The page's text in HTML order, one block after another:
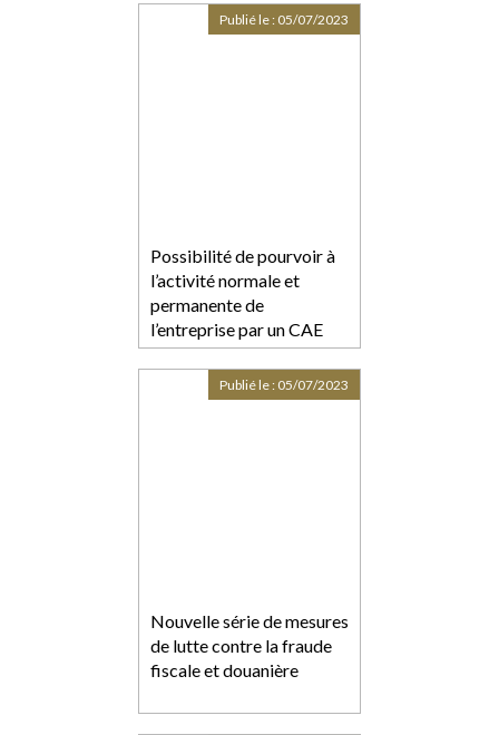
jurisprudentielles
Possibilité de pourvoir à
l’activité normale et
permanente de
l’entreprise par un CAE
Publié le : 05/07/2023
Nouvelle série de mesures
de lutte contre la fraude
fiscale et douanière
Publié le : 05/07/2023